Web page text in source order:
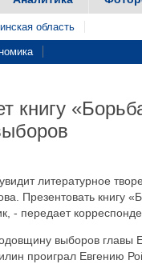
область
книгу
литературное
Презентовать книгу
- передает
выборов главы
проиграл Евгению